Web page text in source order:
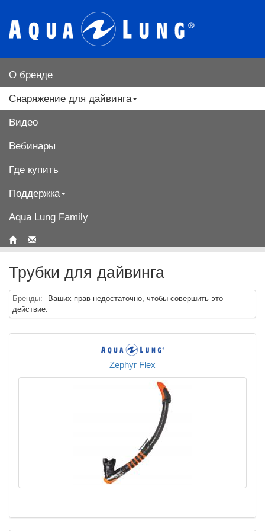
О бренде
Снаряжение для дайвинга
Видео
Вебинары
Где купить
Поддержка
Aqua Lung Family
Трубки для дайвинга
Бренды:
Ваших прав недостаточно, чтобы совершить это
действие.
Zephyr Flex